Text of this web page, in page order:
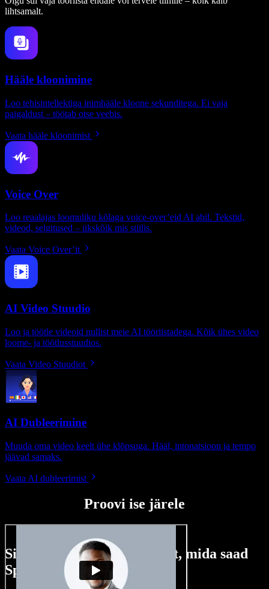
lihtsamalt.
Hääle kloonimine
Loo tehisintellektiga inimhääle kloone sekunditega. Ei vaja
paigaldust – töötab otse veebis.
Vaata hääle kloonimist
Voice Over
Loo reaalajas loomuliku kõlaga voice-over’eid AI abil. Tekstid,
videod, selgitused – ükskõik mis stiilis.
Vaata Voice Over’it
AI Video Stuudio
Loo ja töötle videoid nullist meie AI tööriistadega. Kõik ühes video
loome- ja töötlusstuudios.
Vaata Video Stuudiot
AI Dubleerimine
Muuda oma video keelt ühe klõpsuga. Hääl, intonatsioon ja tempo
jäävad samaks.
Vaata AI dubleerimist
Proovi ise järele
Siin on vaid väike osa sellest, mida saad
Speechify Studioga teha.